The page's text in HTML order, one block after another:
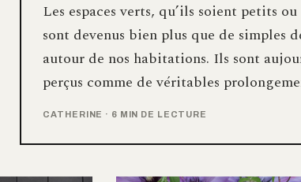
Les espaces verts, qu’ils soient petits ou
sont devenus bien plus que de simples
autour de nos habitations. Ils sont
perçus comme de véritables
CATHERINE · 6 MIN DE LECTURE